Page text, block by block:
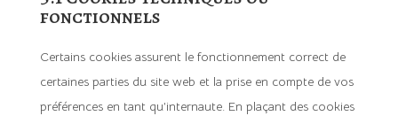
fonctionnels
Certains cookies assurent le fonctionnement correct de
certaines parties du site web et la prise en compte de vos
préférences en tant qu’internaute. En plaçant des cookies